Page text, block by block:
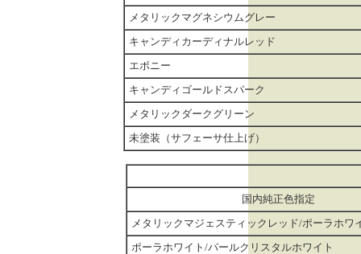
メタリックマグネシウムグレー
キャンディカーディナルレッド
エボニー
キャンディゴールドスパーク
メタリックダークグリーン
未塗装（サフェーサ仕上げ）
国内純正色指定
メタリックマジェスティックレッド/ポーラホワ
ポーラホワイト/パールクリスタルホワイト